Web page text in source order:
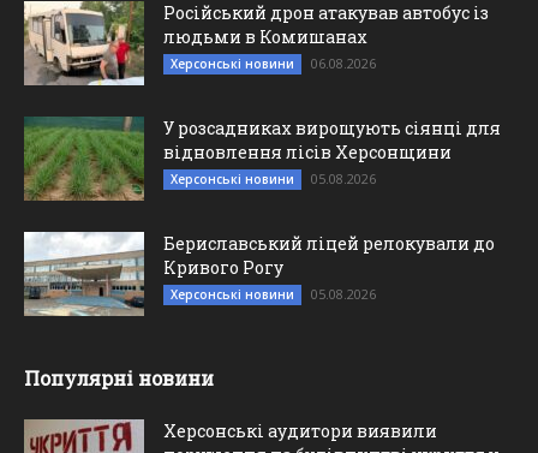
Російський дрон атакував автобус із
людьми в Комишанах
Херсонські новини 06.08.2026
У розсадниках вирощують сіянці для
відновлення лісів Херсонщини
Херсонські новини 05.08.2026
Бериславський ліцей релокували до
Кривого Рогу
Херсонські новини 05.08.2026
Популярні новини
Херсонські аудитори виявили